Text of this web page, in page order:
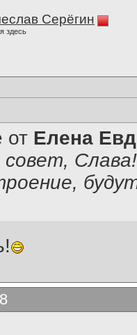
Серёгин
здесь
от Елена
совет,